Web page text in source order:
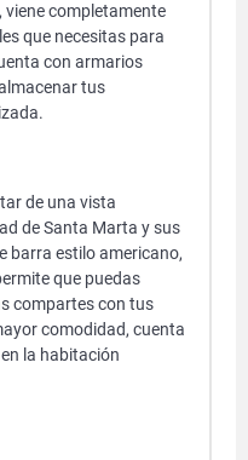
viene completamente
que necesitas para
con armarios
tus
de una vista
de Santa Marta y sus
barra estilo americano,
que puedas
compartes con tus
comodidad, cuenta
la habitación